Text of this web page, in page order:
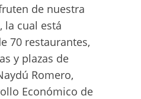
de nuestra
la cual está
70 restaurantes,
y plazas de
Romero,
Económico de